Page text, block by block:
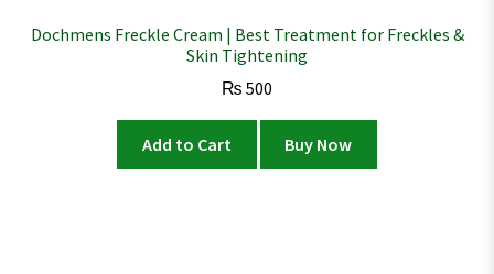
Dochmens Freckle Cream | Best Treatment for Freckles &
Skin Tightening
₨ 500
Add to Cart Buy Now